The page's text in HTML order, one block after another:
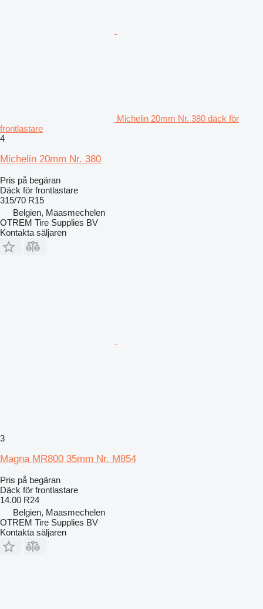
Michelin 20mm Nr. 380 däck för
frontlastare
4
Michelin 20mm Nr. 380
Pris på begäran
Däck för frontlastare
315/70 R15
Belgien, Maasmechelen
OTREM Tire Supplies BV
Kontakta säljaren
3
Magna MR800 35mm Nr. M854
Pris på begäran
Däck för frontlastare
14.00 R24
Belgien, Maasmechelen
OTREM Tire Supplies BV
Kontakta säljaren